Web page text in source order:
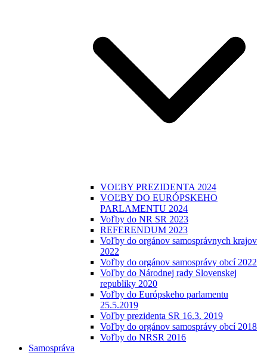
VOĽBY PREZIDENTA 2024
VOĽBY DO EURÓPSKEHO
PARLAMENTU 2024
Voľby do NR SR 2023
REFERENDUM 2023
Voľby do orgánov samosprávnych krajov
2022
Voľby do orgánov samosprávy obcí 2022
Voľby do Národnej rady Slovenskej
republiky 2020
Voľby do Európskeho parlamentu
25.5.2019
Voľby prezidenta SR 16.3. 2019
Voľby do orgánov samosprávy obcí 2018
Voľby do NRSR 2016
Samospráva